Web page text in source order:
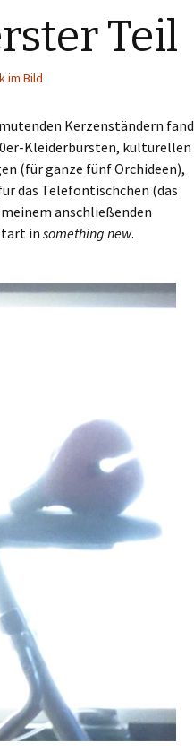
Teil
im Bild
Kerzenständern fand
Kleiderbürsten, kulturellen
(für ganze fünf Orchideen),
das Telefontischchen (das
anschließenden
in something new.